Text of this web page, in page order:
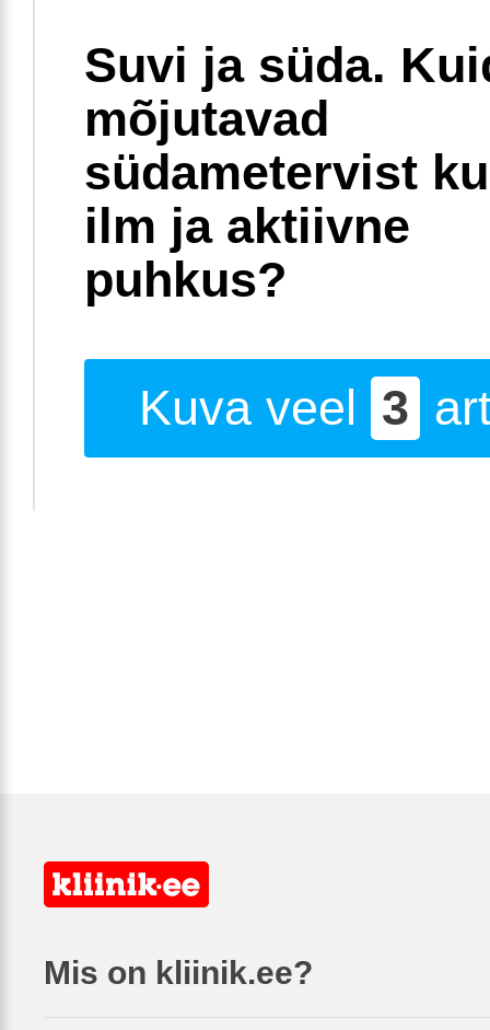
Suvi ja süda.
mõjutavad
südametervist
ilm ja aktiivne
puhkus?
Kuva veel 3
Mis on kliinik.ee?